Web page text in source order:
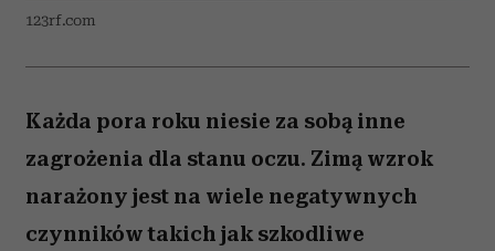
123rf.com
Każda pora roku niesie za sobą inne
zagrożenia dla stanu oczu. Zimą wzrok
narażony jest na wiele negatywnych
czynników takich jak szkodliwe